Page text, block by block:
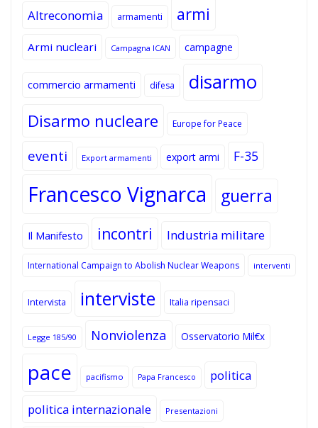
Altreconomia armamenti armi
Armi nucleari Campagna ICAN campagne
commercio armamenti difesa disarmo
Disarmo nucleare Europe for Peace
eventi Export armamenti export armi F-35
Francesco Vignarca guerra
Il Manifesto incontri Industria militare
International Campaign to Abolish Nuclear Weapons interventi
Intervista interviste Italia ripensaci
Legge 185/90 Nonviolenza Osservatorio Mil€x
pace pacifismo Papa Francesco politica
politica internazionale Presentazioni